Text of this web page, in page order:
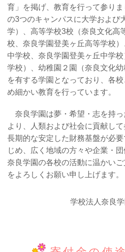
育」を掲げ、教育を行って参り
の3つのキャンパスに大学および
学）、高等学校3校（奈良文化高
校、奈良学園登美ヶ丘高等学校
中学校、奈良学園登美ヶ丘中学
学校）、幼稚園２園（奈良文化幼
を有する学園となっており、各
め細かい教育を行っています。
奈良学園は夢・希望・志を持っ
より、人類および社会に貢献し
長期的な安定した財務基盤が必
じめ、広く地域の方々や企業・
奈良学園の各校の活動に温かい
をよろしくお願い申し上げます。
学校法人奈